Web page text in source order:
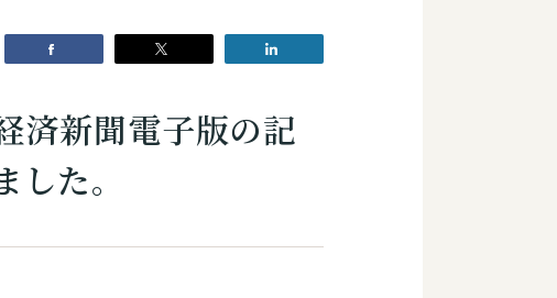
済新聞電子版の記
た。